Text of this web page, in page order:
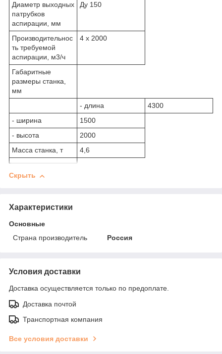
Диаметр выходных
патрубков
аспирации, мм
Ду 150
Производительнос
ть требуемой
аспирации, м3/ч
4 x 2000
Габаритные
размеры станка,
мм
- длина
4300
- ширина
1500
- высота
2000
Масса станка, т
4,6
Скрыть
Характеристики
Основные
Страна производитель
Россия
Условия доставки
Доставка осуществляется только по предоплате.
Доставка почтой
Транспортная компания
Все условия доставки